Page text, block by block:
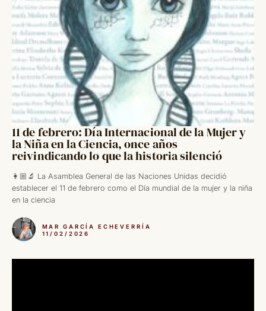
11 de febrero: Día Internacional de la Mujer y
la Niña en la Ciencia, once años
reivindicando lo que la historia silenció
👩🏼‍🔬 La Asamblea General de las Naciones Unidas decidió
establecer el 11 de febrero como el Día mundial de la mujer y la niña
en la ciencia
MAR GARCÍA ECHEVERRÍA
11/02/2026